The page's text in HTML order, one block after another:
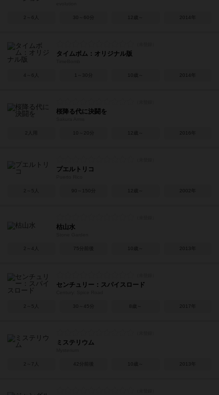
2～6人 30～60分 12歳～ 2014年
タイムボム：オリジナル版
4～6人 1～30分 10歳～ 2014年
桜降る代に決闘を
2人用 10～20分 12歳～ 2016年
プエルトリコ
2～5人 90～150分 12歳～ 2002年
枯山水
2～4人 75分前後 10歳～ 2013年
センチュリー：スパイスロード
2～5人 30～45分 8歳～ 2017年
ミステリウム
2～7人 42分前後 10歳～ 2013年